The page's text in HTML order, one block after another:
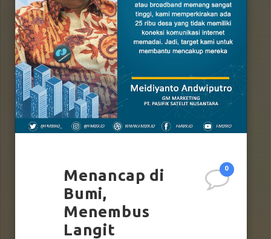
0
Menancap di
Bumi,
Menembus
Langit